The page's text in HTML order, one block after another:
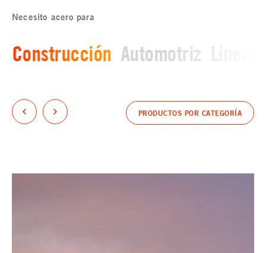
Necesito acero para
Construcción Automotriz
PRODUCTOS POR CATEGORÍA